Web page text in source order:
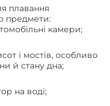
плавання
предмети:
камери;
і мостів, особливо
й стану дна;
на воді;